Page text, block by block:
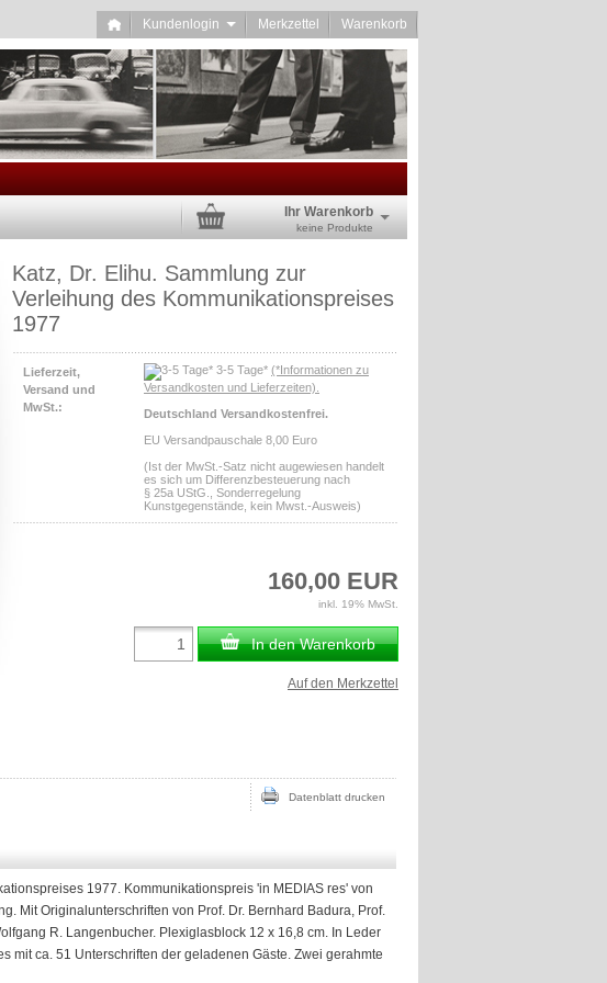
Kundenlogin Merkzettel Warenkorb
Ihr Warenkorb
keine Produkte
Katz, Dr. Elihu. Sammlung zur
Verleihung des Kommunikationspreises
1977
Lieferzeit,
Versand und
MwSt.:
3-5 Tage* (*Informationen zu
Versandkosten und Lieferzeiten).
Deutschland Versandkostenfrei.
EU Versandpauschale 8,00 Euro
(Ist der MwSt.-Satz nicht augewiesen handelt
es sich um Differenzbesteuerung nach
§ 25a UStG., Sonderregelung
Kunstgegenstände, kein Mwst.-Ausweis)
160,00 EUR
inkl. 19% MwSt.
In den Warenkorb
Auf den Merkzettel
Datenblatt drucken
1977. Kommunikationspreis 'in MEDIAS res' von
Mit Originalunterschriften von Prof. Dr. Bernhard Badura, Prof.
R. Langenbucher. Plexiglasblock 12 x 16,8 cm. In Leder
mit ca. 51 Unterschriften der geladenen Gäste. Zwei gerahmte